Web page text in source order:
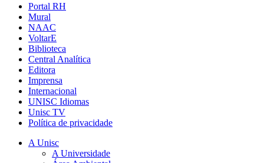
Portal RH
Mural
NAAC
VoltarE
Biblioteca
Central Analítica
Editora
Imprensa
Internacional
UNISC Idiomas
Unisc TV
Política de privacidade
A Unisc
A Universidade